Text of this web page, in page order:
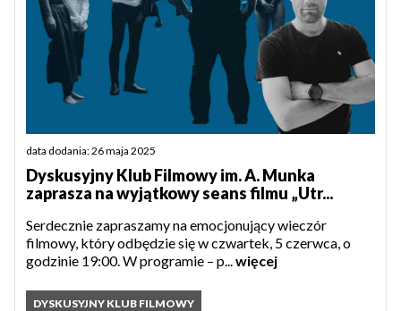
data dodania: 26 maja 2025
Dyskusyjny Klub Filmowy im. A. Munka
zaprasza na wyjątkowy seans filmu „Utr...
Serdecznie zapraszamy na emocjonujący wieczór
filmowy, który odbędzie się w czwartek, 5 czerwca, o
godzinie 19:00. W programie – p...więcej
DYSKUSYJNY KLUB FILMOWY